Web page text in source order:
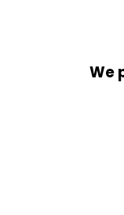
We